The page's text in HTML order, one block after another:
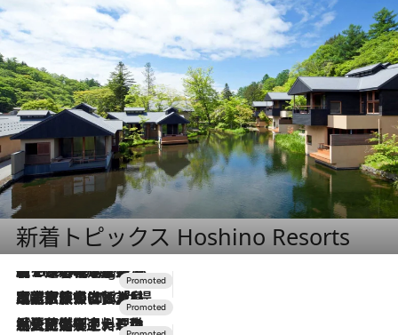
新着トピックス Hoshino Resorts
10 Hours Ago
【トンボの足水浴】ヒノキの香りに包まれて涼感マックス！約13℃の湧水かけ流しを避暑地「星野温泉 トンボの湯」で体験
2026.7.31
【ホテル帰省】という選択肢をOMOが提案。家族とほどよい距離を保つには「昼は実家、夜は気兼ねなくホテルで！」
2026.7.24
【夏限定ディナーコース】旬を迎える稚鮎や花ズッキーニなどをイタリア・トスカーナの郷土料理の手法で満喫！